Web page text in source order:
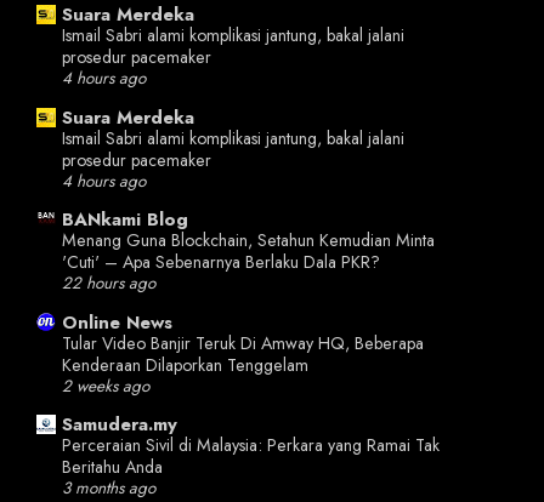
Suara Merdeka
Ismail Sabri alami komplikasi jantung, bakal jalani
prosedur pacemaker
4 hours ago
Suara Merdeka
Ismail Sabri alami komplikasi jantung, bakal jalani
prosedur pacemaker
4 hours ago
BANkami Blog
Menang Guna Blockchain, Setahun Kemudian Minta
'Cuti' – Apa Sebenarnya Berlaku Dala PKR?
22 hours ago
Online News
Tular Video Banjir Teruk Di Amway HQ, Beberapa
Kenderaan Dilaporkan Tenggelam
2 weeks ago
Samudera.my
Perceraian Sivil di Malaysia: Perkara yang Ramai Tak
Beritahu Anda
3 months ago